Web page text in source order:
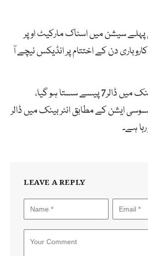
پہلے سیشن میں اسٹاک مارکیٹ اوپر
دن کے اختتام پر انڈیکس نیچے آ
دوسری جانب انٹر بینک میں ڈالر7 پیسے سستا ہو گیا،
ایشن کے مطابق انٹر بینک میں ڈالر
LEAVE A REPLY